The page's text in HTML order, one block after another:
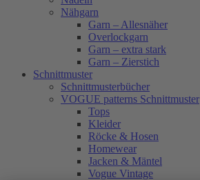
Nähgarn
Garn – Allesnäher
Overlockgarn
Garn – extra stark
Garn – Zierstich
Schnittmuster
Schnittmusterbücher
VOGUE patterns Schnittmuster
Tops
Kleider
Röcke & Hosen
Homewear
Jacken & Mäntel
Vogue Vintage